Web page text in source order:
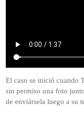
El caso se inició cuando
sin permiso una foto
de enviársela luego a su